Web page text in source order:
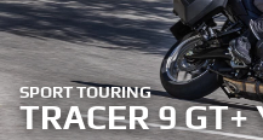
SPORT TOURING
TRACER 9